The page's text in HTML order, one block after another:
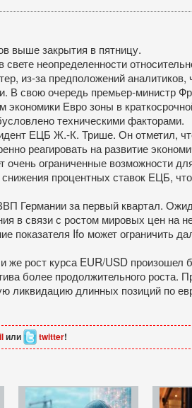
выше закрытия в пятницу.
неопределенности
из-за предположений
В свою очередь премьер-
Евро зоны в
техническими факторами.
ЕЦБ Ж.-К. Трише. Он отметил,
реагировать на развитие
ограниченные возможности
процентных ставок ЕЦБ,
Германии за первый квартал.
в связи с ростом мировых цен на
показателя Ifo может ограничить
рост курса EUR/USD произошел
более продолжительного роста.
ликвидацию длинных позиций по
или twitter!